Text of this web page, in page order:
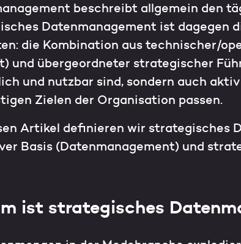
beschreibt allgemein den
Datenmanagement ist dagegen
die Kombination aus technischer/
und übergeordneter strategischer
und nutzbar sind, sondern auch
Zielen der Organisation passen.
Artikel definieren wir strategisches
Basis (Datenmanagement) und
ist strategisches